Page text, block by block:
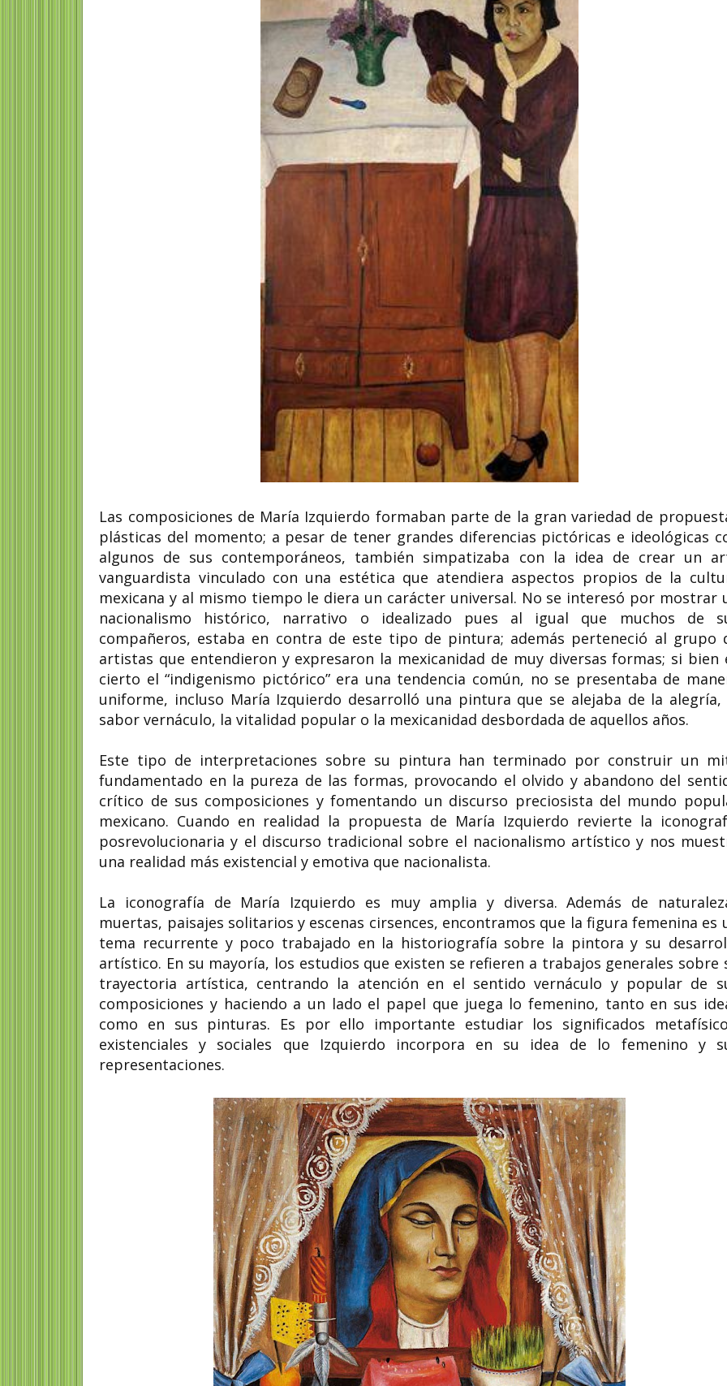
Las composiciones de María Izquierdo formaban parte de la gran variedad de
plásticas del momento; a pesar de tener grandes diferencias pictóricas e ideológicas
algunos de sus contemporáneos, también simpatizaba con la idea de crear un
vanguardista vinculado con una estética que atendiera aspectos propios de la
mexicana y al mismo tiempo le diera un carácter universal. No se interesó por mostrar
nacionalismo histórico, narrativo o idealizado pues al igual que muchos de
compañeros, estaba en contra de este tipo de pintura; además perteneció al grupo
artistas que entendieron y expresaron la mexicanidad de muy diversas formas; si bien
cierto el “indigenismo pictórico” era una tendencia común, no se presentaba de
uniforme, incluso María Izquierdo desarrolló una pintura que se alejaba de la alegría,
sabor vernáculo, la vitalidad popular o la mexicanidad desbordada de aquellos años.
Este tipo de interpretaciones sobre su pintura han terminado por construir un
fundamentado en la pureza de las formas, provocando el olvido y abandono del
crítico de sus composiciones y fomentando un discurso preciosista del mundo
mexicano. Cuando en realidad la propuesta de María Izquierdo revierte la
posrevolucionaria y el discurso tradicional sobre el nacionalismo artístico y nos
una realidad más existencial y emotiva que nacionalista.
La iconografía de María Izquierdo es muy amplia y diversa. Además de
muertas, paisajes solitarios y escenas cirsences, encontramos que la figura femenina es
tema recurrente y poco trabajado en la historiografía sobre la pintora y su
artístico. En su mayoría, los estudios que existen se refieren a trabajos generales sobre
trayectoria artística, centrando la atención en el sentido vernáculo y popular de
composiciones y haciendo a un lado el papel que juega lo femenino, tanto en sus
como en sus pinturas. Es por ello importante estudiar los significados
existenciales y sociales que Izquierdo incorpora en su idea de lo femenino y
representaciones.